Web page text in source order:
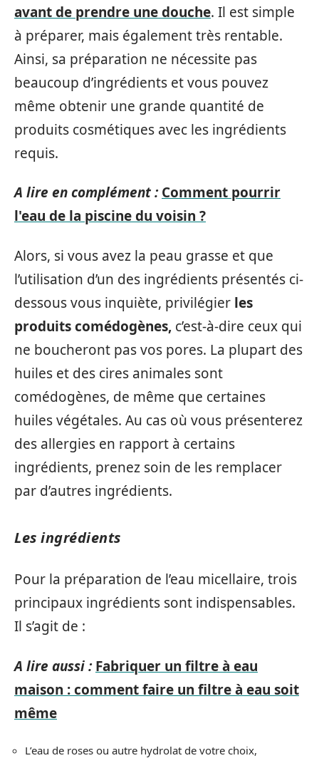
avant de prendre une douche. Il est simple
à préparer, mais également très rentable.
Ainsi, sa préparation ne nécessite pas
beaucoup d’ingrédients et vous pouvez
même obtenir une grande quantité de
produits cosmétiques avec les ingrédients
requis.
A lire en complément : Comment pourrir
l'eau de la piscine du voisin ?
Alors, si vous avez la peau grasse et que
l’utilisation d’un des ingrédients présentés ci-
dessous vous inquiète, privilégier les
produits comédogènes, c’est-à-dire ceux qui
ne boucheront pas vos pores. La plupart des
huiles et des cires animales sont
comédogènes, de même que certaines
huiles végétales. Au cas où vous présenterez
des allergies en rapport à certains
ingrédients, prenez soin de les remplacer
par d’autres ingrédients.
Les ingrédients
Pour la préparation de l’eau micellaire, trois
principaux ingrédients sont indispensables.
Il s’agit de :
A lire aussi : Fabriquer un filtre à eau
maison : comment faire un filtre à eau soit
même
L’eau de roses ou autre hydrolat de votre choix,